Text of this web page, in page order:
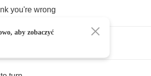
you're wrong
aby zobaczyć